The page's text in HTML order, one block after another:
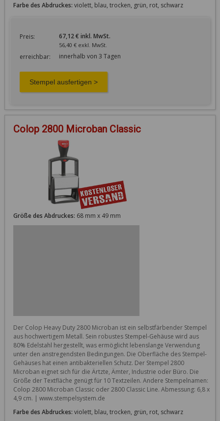
Farbe des Abdruckes: violett, blau, trocken, grün, rot, schwarz
Preis: 67,12 € inkl. MwSt.
56,40 € exkl. MwSt.
erreichbar: innerhalb von 3 Tagen
Colop 2800 Microban Classic
Größe des Abdruckes: 68 mm x 49 mm
Der Colop Heavy Duty 2800 Microban ist ein selbstfärbender Stempel
aus hochwertigem Metall. Sein robustes Stempel-Gehäuse wird aus
80% Edelstahl hergestellt, was ermöglicht lebenslange Verwendung
unter den anstregendsten Bedingungen. Die Oberfläche des Stempel-
Gehäuses hat einen antibakteriellen Schutz. Der Stempel 2800
Microban eignet sich für die Ärtzte, Ämter, Industrie oder Büro. Die
Größe der Textfläche genügt für 10 Textzeilen. Andere Stempelnamen:
Colop 2800 Microban Classic oder 2800 Classic Line. Abmessung: 6,8 x
4,9 cm. | www.stempelsystem.de
Farbe des Abdruckes: violett, blau, trocken, grün, rot, schwarz